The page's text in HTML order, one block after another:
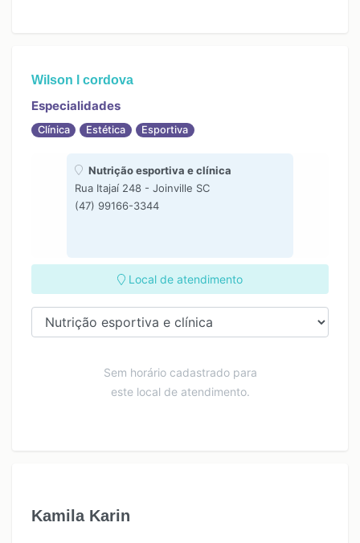
Wilson l cordova
Especialidades
Clínica Estética Esportiva
Nutrição esportiva e clínica
Rua Itajaí 248 - Joinville SC
(47) 99166-3344
Local de atendimento
Sem horário cadastrado para
este local de atendimento.
Kamila Karin